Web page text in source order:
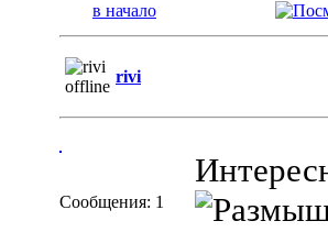
в начало
rivi
Сообщения: 1